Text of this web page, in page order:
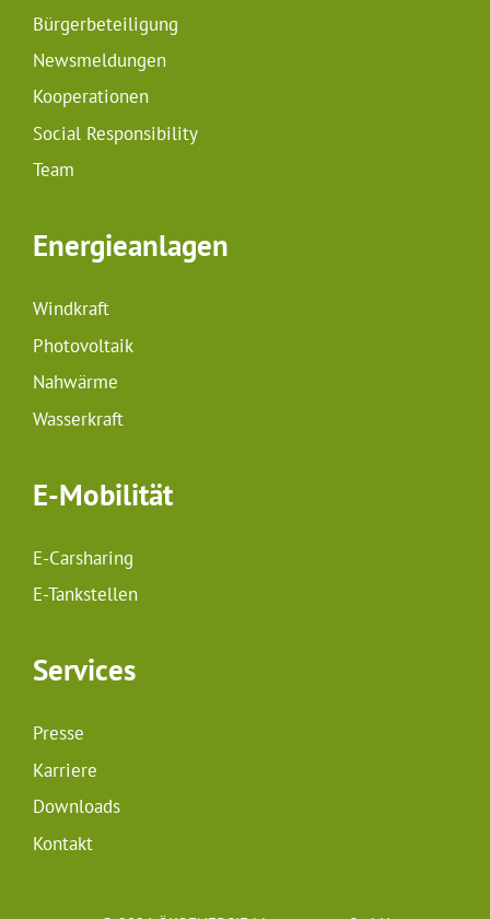
Bürgerbeteiligung
Newsmeldungen
Kooperationen
Social Responsibility
Team
Energieanlagen
Windkraft
Photovoltaik
Nahwärme
Wasserkraft
E-Mobilität
E-Carsharing
E-Tankstellen
Services
Presse
Karriere
Downloads
Kontakt